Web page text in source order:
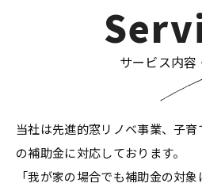
サービス内容
当社は先進的窓リノベ事業、子
の補助金に対応しております。
「我が家の場合でも補助金の対象